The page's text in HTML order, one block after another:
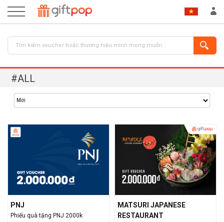
ĐĂNG NHẬP ĐĂNG KÝ
#ALL
PNJ
Phiếu quà tặng PNJ 2000k
MATSURI JAPANESE
RESTAURANT